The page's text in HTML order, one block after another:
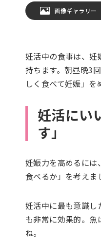
画像ギャラリー
妊活中の食事は、妊
持ちます。朝昼晩3
しく食べて妊娠」を
妊活にい
す」
妊娠力を高めるには
食べるか」を考えま
妊活中に最も意識し
も非常に効果的。魚
ね。